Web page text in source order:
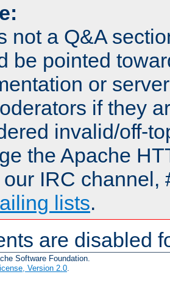
not a Q&A
be pointed
or
if they
invalid/off-
the Apache
IRC channel,
lists.
are disabled
Software Foundation.
Version 2.0.